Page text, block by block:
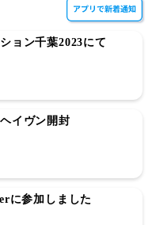
ョン千葉2023にて
イヴン開封
に参加しました